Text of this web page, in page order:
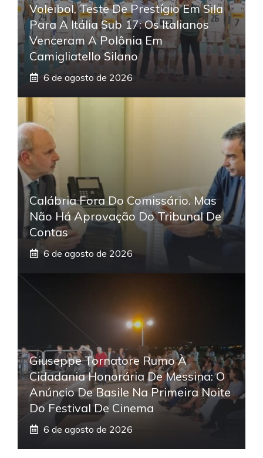
Voleibol, Teste De Prestígio Em Sila
Para A Itália Sub 17: Os Italianos
Venceram A Polônia Em
Camigliatello Silano
6 de agosto de 2026
Calábria Fora Do Comissário. Mas
Não Há Aprovação Do Tribunal De
Contas
6 de agosto de 2026
Giuseppe Tornatore Rumo À
Cidadania Honorária De Messina: O
Anúncio De Basile Na Primeira Noite
Do Festival De Cinema
6 de agosto de 2026